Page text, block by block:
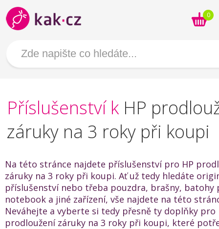
0
Příslušenství k HP
záruky na 3 roky při koupi
Na této stránce najdete příslušenství pro HP
záruky na 3 roky při koupi. Ať už tedy hledáte
příslušenství nebo třeba pouzdra, brašny, batohy
notebook a jiné zařízení, vše najdete na této
Neváhejte a vyberte si tedy přesně ty doplňky pro
prodloužení záruky na 3 roky při koupi, které